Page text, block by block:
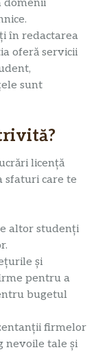
domenii
în redactarea
oferă servicii
sunt
licență
sfaturi care te
altor studenți
și
pentru a
bugetul
firmelor
nevoile tale și